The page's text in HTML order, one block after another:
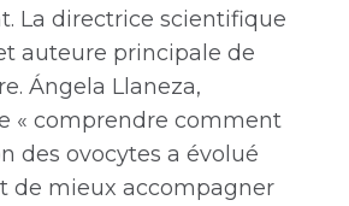
La directrice scientifique
auteure principale de
Ángela Llaneza,
« comprendre comment
des ovocytes a évolué
de mieux accompagner